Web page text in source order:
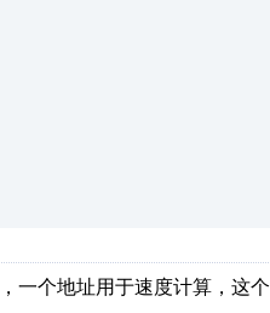
一个地址用于速度计算，这